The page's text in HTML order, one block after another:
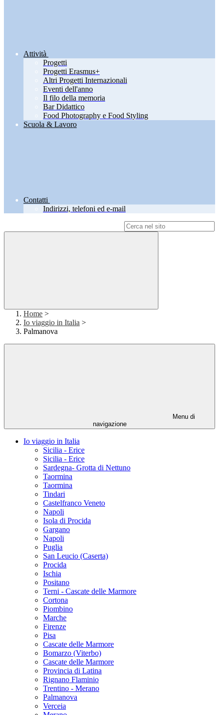
Attività
Progetti
Progetti Erasmus+
Altri Progetti Internazionali
Eventi dell'anno
Il filo della memoria
Bar Didattico
Food Photography e Food Styling
Scuola & Lavoro
Contatti
Indirizzi, telefoni ed e-mail
Home >
Io viaggio in Italia >
Palmanova
Menu di
navigazione
Io viaggio in Italia
Sicilia - Erice
Sicilia - Erice
Sardegna- Grotta di Nettuno
Taormina
Taormina
Tindari
Castelfranco Veneto
Napoli
Isola di Procida
Gargano
Napoli
Puglia
San Leucio (Caserta)
Procida
Ischia
Positano
Terni - Cascate delle Marmore
Cortona
Piombino
Marche
Firenze
Pisa
Cascate delle Marmore
Bomarzo (Viterbo)
Cascate delle Marmore
Provincia di Latina
Rignano Flaminio
Trentino - Merano
Palmanova
Verceia